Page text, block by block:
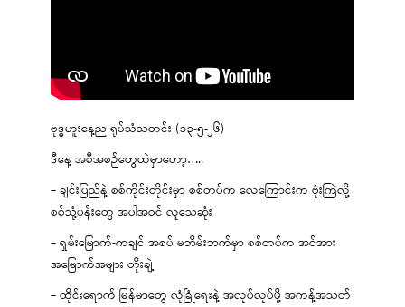
ဗုဒ္ဓဟူးနေ့ည ရုပ်သံသတင်း (၁၃-၅-၂၆)
ဒီနေ့ အစီအစဉ်တွေထဲမှာတော့…..
– ချင်းပြည်နဲ့ စစ်ကိုင်းတိုင်းမှာ စစ်တပ်က လေကြောင်းက ဗုံးကြဲလို့
စစ်သုံ့ပန်းတွေ အပါအဝင် လူသေဆုံး
– ရှမ်းမြောက်-ကချင် အစပ် မဘိမ်းဘက်မှာ စစ်တပ်က အင်အား
အမြောက်အများ တိုးချဲ့
– ထိုင်းရောက် မြန်မာတွေ လုံခြုံရေးနဲ့ အလုပ်လုပ်ဖို့ အကန့်အသတ်